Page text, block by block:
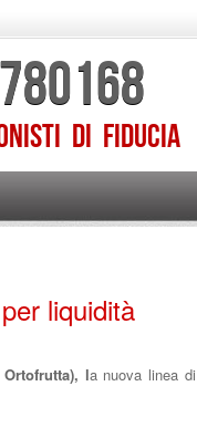
DI FIDUCIA
liquidità
la nuova linea di